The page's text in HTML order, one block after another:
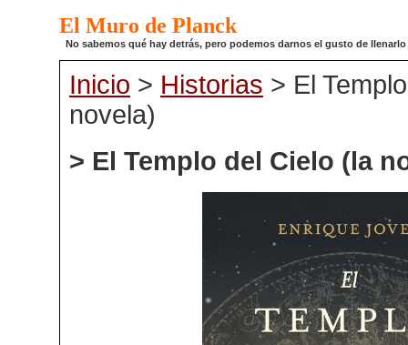
El Muro de Planck
No sabemos qué hay detrás, pero podemos darnos el gusto de
Inicio > Historias > El
novela)
> El Templo del Cielo (la